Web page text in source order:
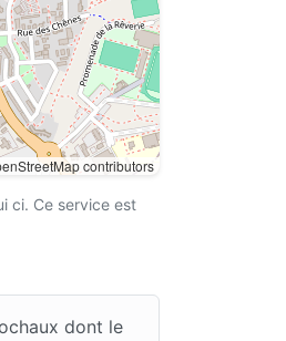
contributors
ci. Ce service est
dont le